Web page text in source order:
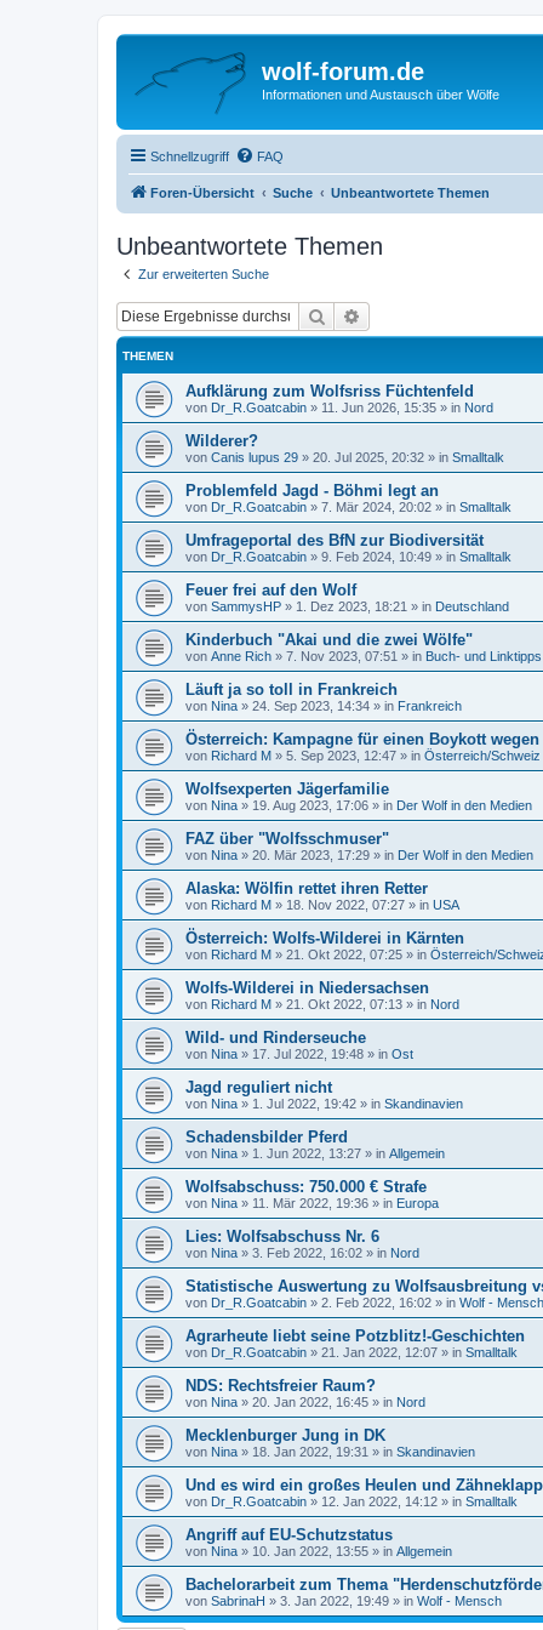
wolf-forum.de
Informationen und Austausch über Wölfe
Schnellzugriff FAQ
Foren-Übersicht Suche Unbeantwortete Themen
Unbeantwortete Themen
Zur erweiterten Suche
Suche
THEMEN
Aufklärung zum Wolfsriss Füchtenfeld
von Dr_R.Goatcabin » 11. Jun 2026, 15:35 » in Nord
Wilderer?
von Canis lupus 29 » 20. Jul 2025, 20:32 » in Smalltalk
Problemfeld Jagd - Böhmi legt an
von Dr_R.Goatcabin » 7. Mär 2024, 20:02 » in Smalltalk
Umfrageportal des BfN zur Biodiversität
von Dr_R.Goatcabin » 9. Feb 2024, 10:49 » in Smalltalk
Feuer frei auf den Wolf
von SammysHP » 1. Dez 2023, 18:21 » in Deutschland
Kinderbuch "Akai und die zwei Wölfe"
von Anne Rich » 7. Nov 2023, 07:51 » in Buch- und Linktipps
Läuft ja so toll in Frankreich
von Nina » 24. Sep 2023, 14:34 » in Frankreich
Österreich: Kampagne für einen Boykott
von Richard M » 5. Sep 2023, 12:47 » in Österreich/Schweiz
Wolfsexperten Jägerfamilie
von Nina » 19. Aug 2023, 17:06 » in Der Wolf in den Medien
FAZ über "Wolfsschmuser"
von Nina » 20. Mär 2023, 17:29 » in Der Wolf in den Medien
Alaska: Wölfin rettet ihren Retter
von Richard M » 18. Nov 2022, 07:27 » in USA
Österreich: Wolfs-Wilderei in Kärnten
von Richard M » 21. Okt 2022, 07:25 » in Österreich/
Wolfs-Wilderei in Niedersachsen
von Richard M » 21. Okt 2022, 07:13 » in Nord
Wild- und Rinderseuche
von Nina » 17. Jul 2022, 19:48 » in Ost
Jagd reguliert nicht
von Nina » 1. Jul 2022, 19:42 » in Skandinavien
Schadensbilder Pferd
von Nina » 1. Jun 2022, 13:27 » in Allgemein
Wolfsabschuss: 750.000 € Strafe
von Nina » 11. Mär 2022, 19:36 » in Europa
Lies: Wolfsabschuss Nr. 6
von Nina » 3. Feb 2022, 16:02 » in Nord
Statistische Auswertung zu Wolfsausbreitung
von Dr_R.Goatcabin » 2. Feb 2022, 16:02 » in Wolf - Mensch
Agrarheute liebt seine Potzblitz!-Geschichten
von Dr_R.Goatcabin » 21. Jan 2022, 12:07 » in Smalltalk
NDS: Rechtsfreier Raum?
von Nina » 20. Jan 2022, 16:45 » in Nord
Mecklenburger Jung in DK
von Nina » 18. Jan 2022, 19:31 » in Skandinavien
Und es wird ein großes Heulen und
von Dr_R.Goatcabin » 12. Jan 2022, 14:12 » in Smalltalk
Angriff auf EU-Schutzstatus
von Nina » 10. Jan 2022, 13:55 » in Allgemein
Bachelorarbeit zum Thema
von SabrinaH » 3. Jan 2022, 19:49 » in Wolf - Mensch